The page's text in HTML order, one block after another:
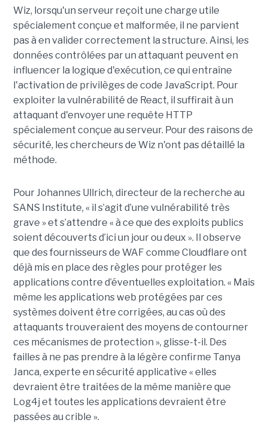
Wiz, lorsqu'un serveur reçoit une charge utile
spécialement conçue et malformée, il ne parvient
pas à en valider correctement la structure. Ainsi, les
données contrôlées par un attaquant peuvent en
influencer la logique d'exécution, ce qui entraîne
l'activation de privilèges de code JavaScript. Pour
exploiter la vulnérabilité de React, il suffirait à un
attaquant d'envoyer une requête HTTP
spécialement conçue au serveur. Pour des raisons de
sécurité, les chercheurs de Wiz n'ont pas détaillé la
méthode.
Pour Johannes Ullrich, directeur de la recherche au
SANS Institute, « il s’agit d’une vulnérabilité très
grave » et s’attendre « à ce que des exploits publics
soient découverts d’ici un jour ou deux ». Il observe
que des fournisseurs de WAF comme Cloudflare ont
déjà mis en place des règles pour protéger les
applications contre d’éventuelles exploitation. « Mais
même les applications web protégées par ces
systèmes doivent être corrigées, au cas où des
attaquants trouveraient des moyens de contourner
ces mécanismes de protection », glisse-t-il. Des
failles à ne pas prendre à la légère confirme Tanya
Janca, experte en sécurité applicative « elles
devraient être traitées de la même manière que
Log4j et toutes les applications devraient être
passées au crible ».